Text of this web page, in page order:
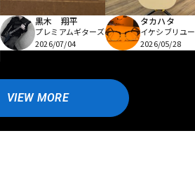
黒木 翔平
プレミアムギターズ
2026/07/04
タカハタ
イケシブリユ
2026/05/28
VIEW MORE